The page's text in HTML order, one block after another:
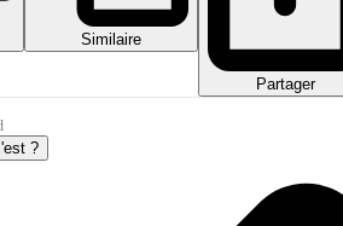
Similaire
Partager
?